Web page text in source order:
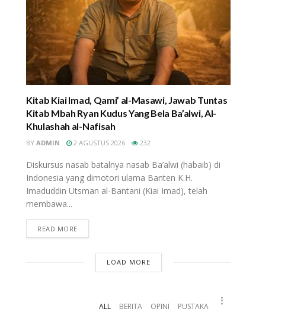
Kitab Kiai Imad, Qami’ al-Masawi, Jawab Tuntas
Kitab Mbah Ryan Kudus Yang Bela Ba’alwi, Al-
Khulashah al-Nafisah
BY ADMIN 2 AGUSTUS 2026 232
Diskursus nasab batalnya nasab Ba’alwi (habaib) di
Indonesia yang dimotori ulama Banten K.H.
Imaduddin Utsman al-Bantani (Kiai Imad), telah
membawa...
READ MORE
LOAD MORE
ALL BERITA OPINI PUSTAKA